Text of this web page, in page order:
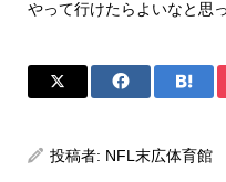
やって行けたらよいなと思
投稿者: NFL末広体育館